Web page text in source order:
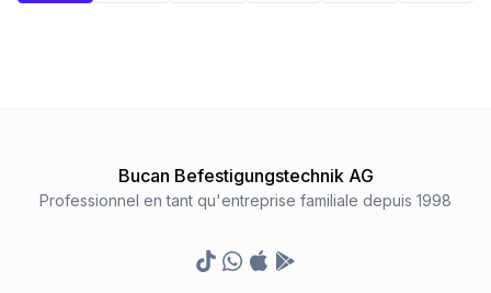
Bucan Befestigungstechnik AG
Professionnel en tant qu'entreprise familiale depuis 1998
TikTokWhatsapp
Appstore
Google Play Store